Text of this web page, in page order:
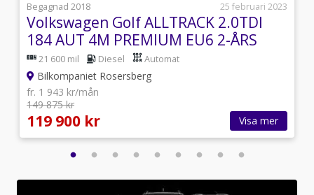
Begagnad 2018
25 februari 2023
Volkswagen Golf ALLTRACK 2.0TDI
184 AUT 4M PREMIUM EU6 2-ÅRS
GARANI
21 600 mil Diesel Automat
Bilkompaniet Rosersberg
fr. 1 943 kr/mån
149 875 kr
119 900 kr Visa mer